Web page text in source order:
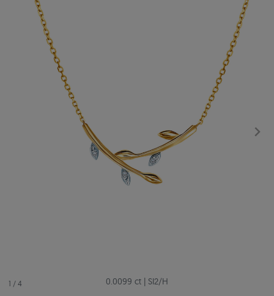
1 / 4 0.0099 ct | SI2/H